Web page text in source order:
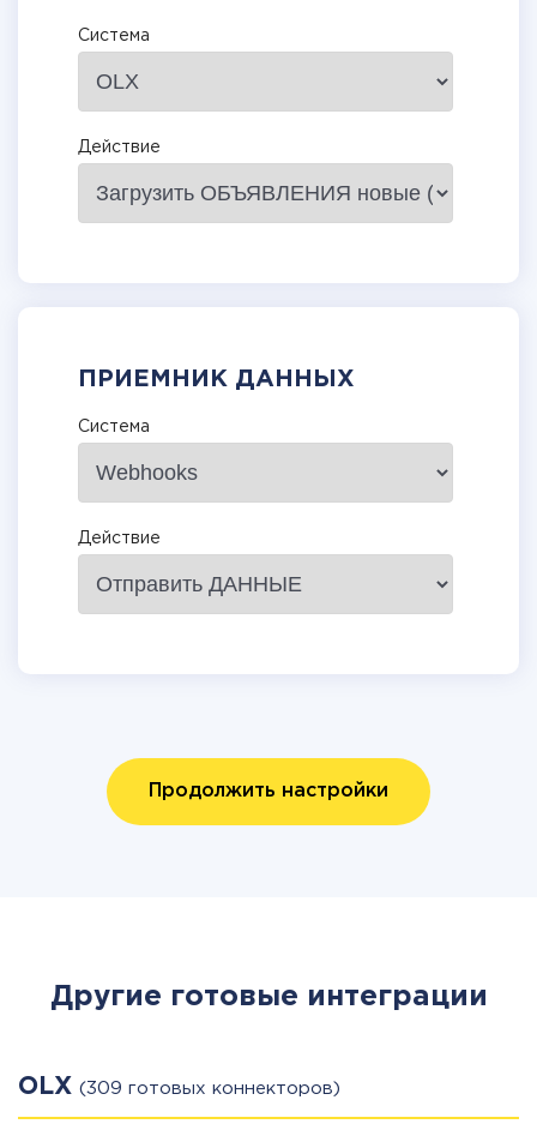
Система
Действие
ПРИЕМНИК ДАННЫХ
Система
Действие
Продолжить настройки
Другие готовые интеграции
OLX (309 готовых коннекторов)